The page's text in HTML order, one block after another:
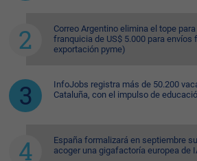
Correo Argentino elimina el tope
franquicia de US$ 5.000 para envíos
exportación pyme)
InfoJobs registra más de 50.200
Cataluña, con el impulso de
España formalizará en septiembre
acoger una gigafactoría europea de